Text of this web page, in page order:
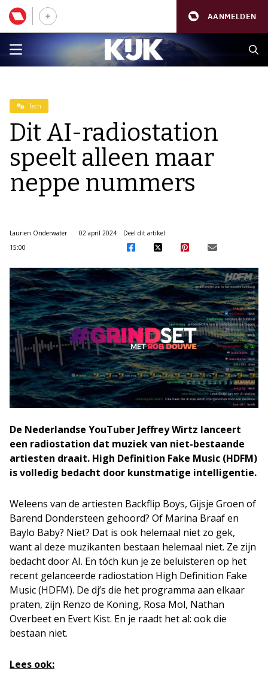
AANMELDEN
Tech
Dit AI-radiostation
speelt alleen maar
neppe nummers
Laurien Onderwater
02 april 2024
15:00
Deel dit artikel:
De Nederlandse YouTuber Jeffrey Wirtz lanceert
een radiostation dat muziek van niet-bestaande
artiesten draait. High Definition Fake Music (HDFM)
is volledig bedacht door kunstmatige intelligentie.
Weleens van de artiesten Backflip Boys, Gijsje Groen of
Barend Dondersteen gehoord? Of Marina Braaf en
Baylo Baby? Niet? Dat is ook helemaal niet zo gek,
want al deze muzikanten bestaan helemaal niet. Ze zijn
bedacht door AI. En tóch kun je ze beluisteren op het
recent gelanceerde radiostation High Definition Fake
Music (HDFM). De dj’s die het programma aan elkaar
praten, zijn Renzo de Koning, Rosa Mol, Nathan
Overbeet en Evert Kist. En je raadt het al: ook die
bestaan niet.
Lees ook: